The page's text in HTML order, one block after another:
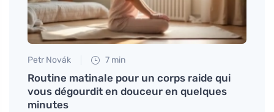
Petr Novák 7 min
Routine matinale pour un corps raide qui
vous dégourdit en douceur en quelques
minutes